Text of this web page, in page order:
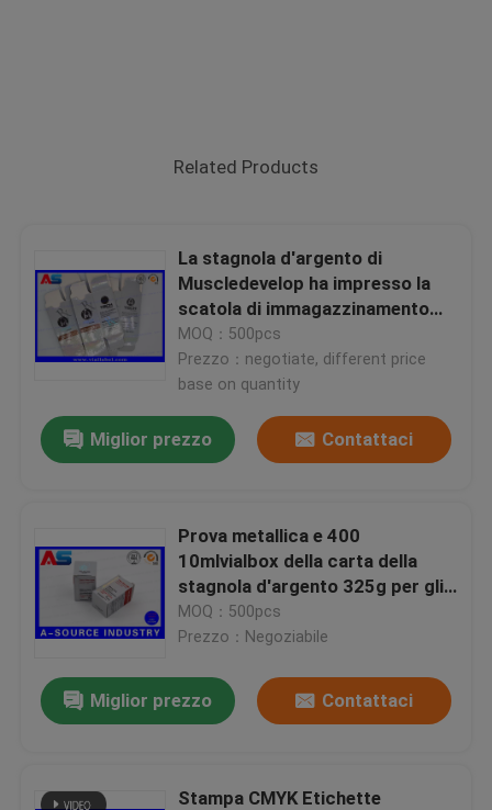
Related Products
La stagnola d'argento di
Muscledevelop ha impresso la
scatola di immagazzinamento
nella fiala 10ml di Peptidei
Meditech Muscle Growth di
Injectables
MOQ：500pcs
Prezzo：negotiate, different price
base on quantity
Miglior prezzo Contattaci
Prova metallica e 400
10mlvialbox della carta della
stagnola d'argento 325g per gli
Peptidei anabolizzanti/stimolanti
MOQ：500pcs
Prezzo：Negoziabile
Miglior prezzo Contattaci
Stampa CMYK Etichette